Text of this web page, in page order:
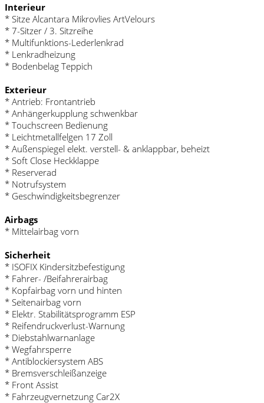
Interieur
* Sitze Alcantara Mikrovlies ArtVelours
* 7-Sitzer / 3. Sitzreihe
* Multifunktions-Lederlenkrad
* Lenkradheizung
* Bodenbelag Teppich
Exterieur
* Antrieb: Frontantrieb
* Anhängerkupplung schwenkbar
* Touchscreen Bedienung
* Leichtmetallfelgen 17 Zoll
* Außenspiegel elekt. verstell- & anklappbar, beheizt
* Soft Close Heckklappe
* Reserverad
* Notrufsystem
* Geschwindigkeitsbegrenzer
Airbags
* Mittelairbag vorn
Sicherheit
* ISOFIX Kindersitzbefestigung
* Fahrer- /Beifahrerairbag
* Kopfairbag vorn und hinten
* Seitenairbag vorn
* Elektr. Stabilitätsprogramm ESP
* Reifendruckverlust-Warnung
* Diebstahlwarnanlage
* Wegfahrsperre
* Antiblockiersystem ABS
* Bremsverschleißanzeige
* Front Assist
* Fahrzeugvernetzung Car2X